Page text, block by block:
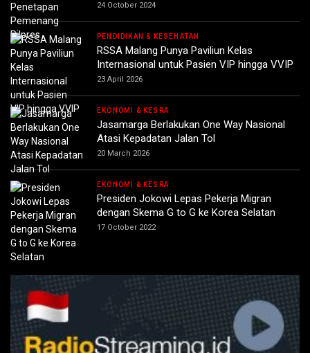
24 October 2024
PENDIDIKAN & KESEHATAN
RSSA Malang Punya Paviliun Kelas
Internasional untuk Pasien VIP hingga VVIP
23 April 2026
EKONOMI & KESRA
Jasamarga Berlakukan One Way Nasional
Atasi Kepadatan Jalan Tol
20 March 2026
EKONOMI & KESRA
Presiden Jokowi Lepas Pekerja Migran
dengan Skema G to G ke Korea Selatan
17 October 2022